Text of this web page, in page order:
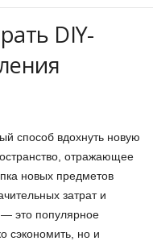
DIY-
способ вдохнуть новую
отражающее
новых предметов
затрат и
это популярное
сэкономить, но и